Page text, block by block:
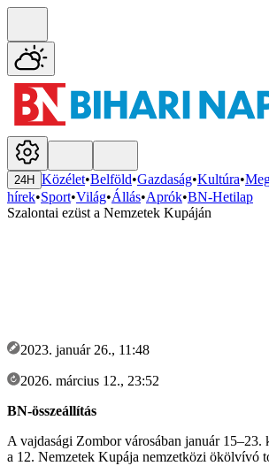
24H Közélet•Belföld•Gazdaság•Kultúra•
hírek•Sport•Világ•Állás•Aprók•BN-Hetilap
Szalontai ezüst a Nemzetek Kupáján
2023. január 26., 11:48
2026. március 12., 23:52
BN-összeállítás
A vajdasági Zombor városában január 15–23.
a 12. Nemzetek Kupája nemzetközi ökölvívó